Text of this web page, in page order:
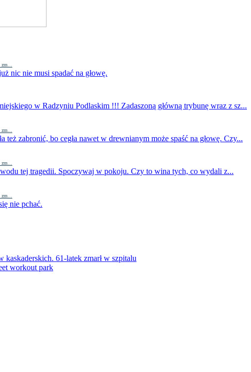
zm...
nic nie musi spadać na głowę.
w Radzyniu Podlaskim !!! Zadaszoną główną trybunę wraz z sz...
zm...
też zabronić, bo cegła nawet w drewnianym może spaść na głowę. Czy...
zm...
tej tragedii. Spoczywaj w pokoju. Czy to wina tych, co wydali z...
zm...
nie pchać.
kaskaderskich. 61-latek zmarł w szpitalu
workout park